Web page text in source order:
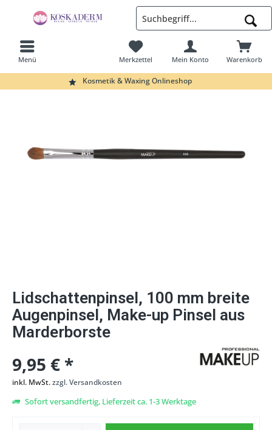
Kosmetik & Waxing Onlineshop
Menü Warenkorb
Merkzettel Mein Konto
Lidschattenpinsel, 100 mm breite
Augenpinsel, Make-up Pinsel aus
Marderborste
9,95 € *
inkl. MwSt.zzgl. Versandkosten
Sofort versandfertig, Lieferzeit ca. 1-3 Werktage